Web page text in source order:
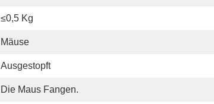
≤0,5 Kg
Mäuse
Ausgestopft
Die Maus Fangen.